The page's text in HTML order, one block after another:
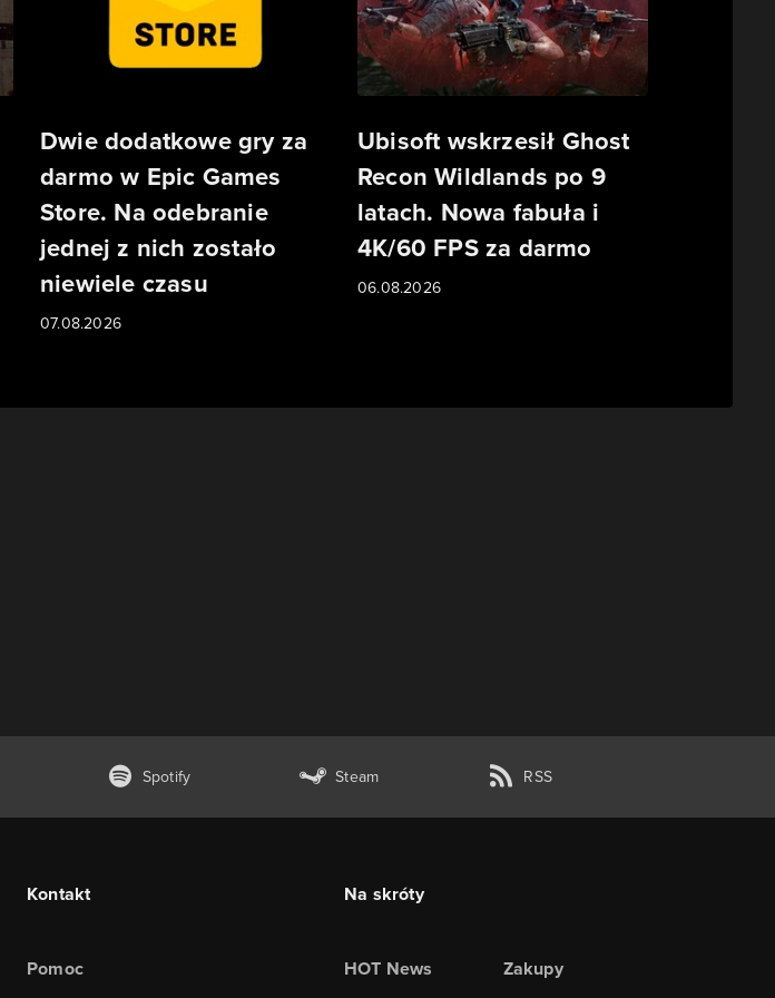
Dwie dodatkowe gry za
darmo w Epic Games
Store. Na odebranie
jednej z nich zostało
niewiele czasu
07.08.2026
Ubisoft wskrzesił Ghost
Recon Wildlands po 9
latach. Nowa fabuła i
4K/60 FPS za darmo
06.08.2026
Spotify Steam RSS
Kontakt
Pomoc
Na skróty
HOT News Zakupy